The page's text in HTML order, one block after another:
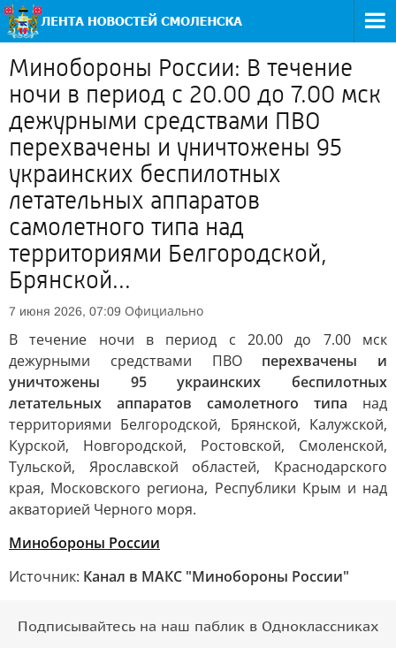
Минобороны России: В течение
ночи в период с 20.00 до 7.00 мск
дежурными средствами ПВО
перехвачены и уничтожены 95
украинских беспилотных
летательных аппаратов
самолетного типа над
территориями Белгородской,
Брянской...
7 июня 2026, 07:09 Официально
В течение ночи в период с 20.00 до 7.00 мск
дежурными средствами ПВО перехвачены и
уничтожены 95 украинских беспилотных
летательных аппаратов самолетного типа над
территориями Белгородской, Брянской, Калужской,
Курской, Новгородской, Ростовской, Смоленской,
Тульской, Ярославской областей, Краснодарского
края, Московского региона, Республики Крым и над
акваторией Черного моря.
Минобороны России
Источник: Канал в МАКС "Минобороны России"
Подписывайтесь на наш паблик в Одноклассниках